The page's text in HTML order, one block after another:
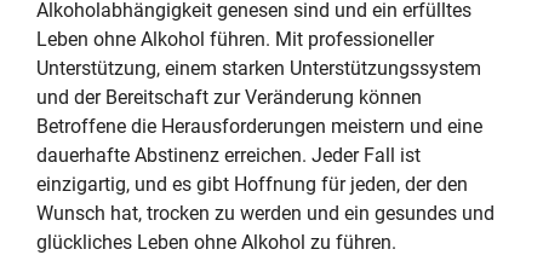
Alkoholabhängigkeit genesen sind und ein erfülltes
Leben ohne Alkohol führen. Mit professioneller
Unterstützung, einem starken Unterstützungssystem
und der Bereitschaft zur Veränderung können
Betroffene die Herausforderungen meistern und eine
dauerhafte Abstinenz erreichen. Jeder Fall ist
einzigartig, und es gibt Hoffnung für jeden, der den
Wunsch hat, trocken zu werden und ein gesundes und
glückliches Leben ohne Alkohol zu führen.